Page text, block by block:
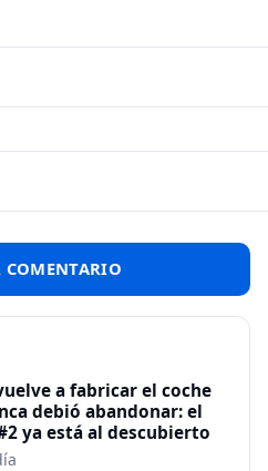
a fabricar el coche
debió abandonar: el
ya está al descubierto